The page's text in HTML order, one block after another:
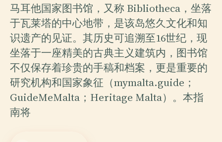
马耳他国家图书馆，又称 Bibliotheca，坐落
于瓦莱塔的中心地带，是该岛悠久文化和知
识遗产的见证。其历史可追溯至16世纪，现
坐落于一座精美的古典主义建筑内，图书馆
不仅保存着珍贵的手稿和档案，更是重要的
研究机构和国家象征（mymalta.guide；
GuideMeMalta；Heritage Malta）。本指
南将